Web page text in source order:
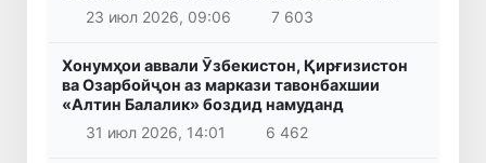
23 июл 2026, 09:06
7 603
Хонумҳои аввали Ӯзбекистон, Қирғизистон
ва Озарбойҷон аз маркази тавонбахшии
«Алтин Балалик» боздид намуданд
31 июл 2026, 14:01
6 462